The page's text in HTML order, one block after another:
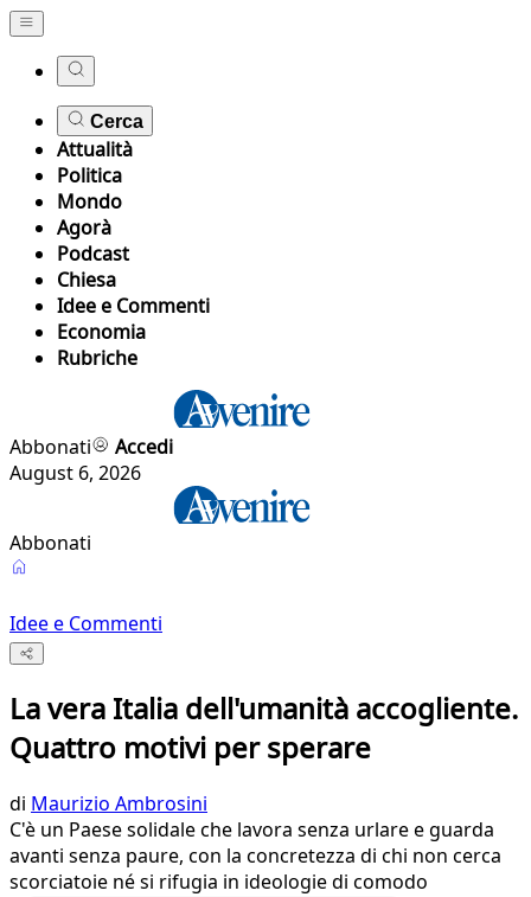
Cerca
Attualità
Politica
Mondo
Agorà
Podcast
Chiesa
Idee e Commenti
Economia
Rubriche
Abbonati
Accedi
August 6, 2026
Abbonati
Idee e Commenti
La vera Italia dell'umanità accogliente.
Quattro motivi per sperare
di Maurizio Ambrosini
C'è un Paese solidale che lavora senza urlare e guarda
avanti senza paure, con la concretezza di chi non cerca
scorciatoie né si rifugia in ideologie di comodo